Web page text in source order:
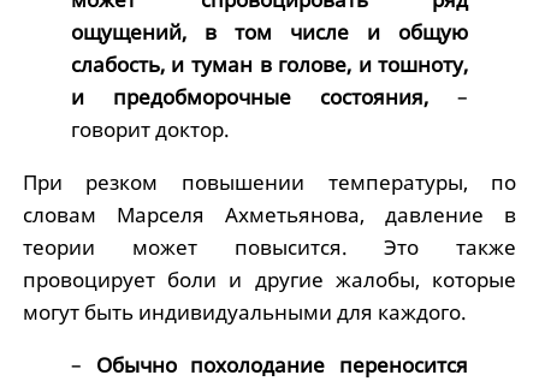
ощущений, в том числе и общую
слабость, и туман в голове, и тошноту,
и предобморочные состояния, –
говорит доктор.
При резком повышении температуры, по
словам Марселя Ахметьянова, давление в
теории может повысится. Это также
провоцирует боли и другие жалобы, которые
могут быть индивидуальными для каждого.
– Обычно похолодание переносится